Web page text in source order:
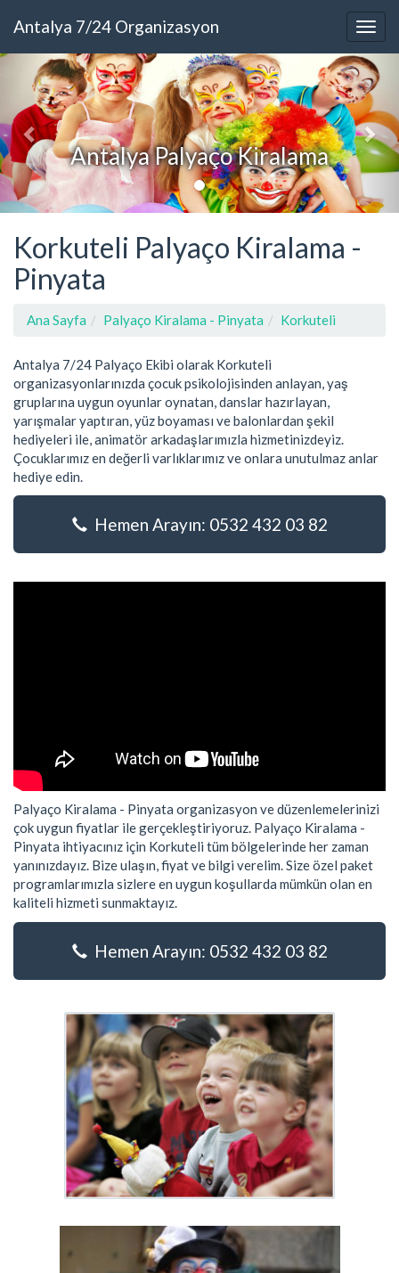
Antalya 7/24 Organizasyon
Antalya Palyaço Kiralama
Korkuteli Palyaço Kiralama -
Pinyata
Ana Sayfa Palyaço Kiralama - Pinyata Korkuteli
Antalya 7/24 Palyaço Ekibi olarak Korkuteli
organizasyonlarınızda çocuk psikolojisinden anlayan, yaş
gruplarına uygun oyunlar oynatan, danslar hazırlayan,
yarışmalar yaptıran, yüz boyaması ve balonlardan şekil
hediyeleri ile, animatör arkadaşlarımızla hizmetinizdeyiz.
Çocuklarımız en değerli varlıklarımız ve onlara unutulmaz anlar
hediye edin.
Hemen Arayın: 0532 432 03 82
Palyaço Kiralama - Pinyata organizasyon ve düzenlemelerinizi
çok uygun fiyatlar ile gerçekleştiriyoruz. Palyaço Kiralama -
Pinyata ihtiyacınız için Korkuteli tüm bölgelerinde her zaman
yanınızdayız. Bize ulaşın, fiyat ve bilgi verelim. Size özel paket
programlarımızla sizlere en uygun koşullarda mümkün olan en
kaliteli hizmeti sunmaktayız.
Hemen Arayın: 0532 432 03 82